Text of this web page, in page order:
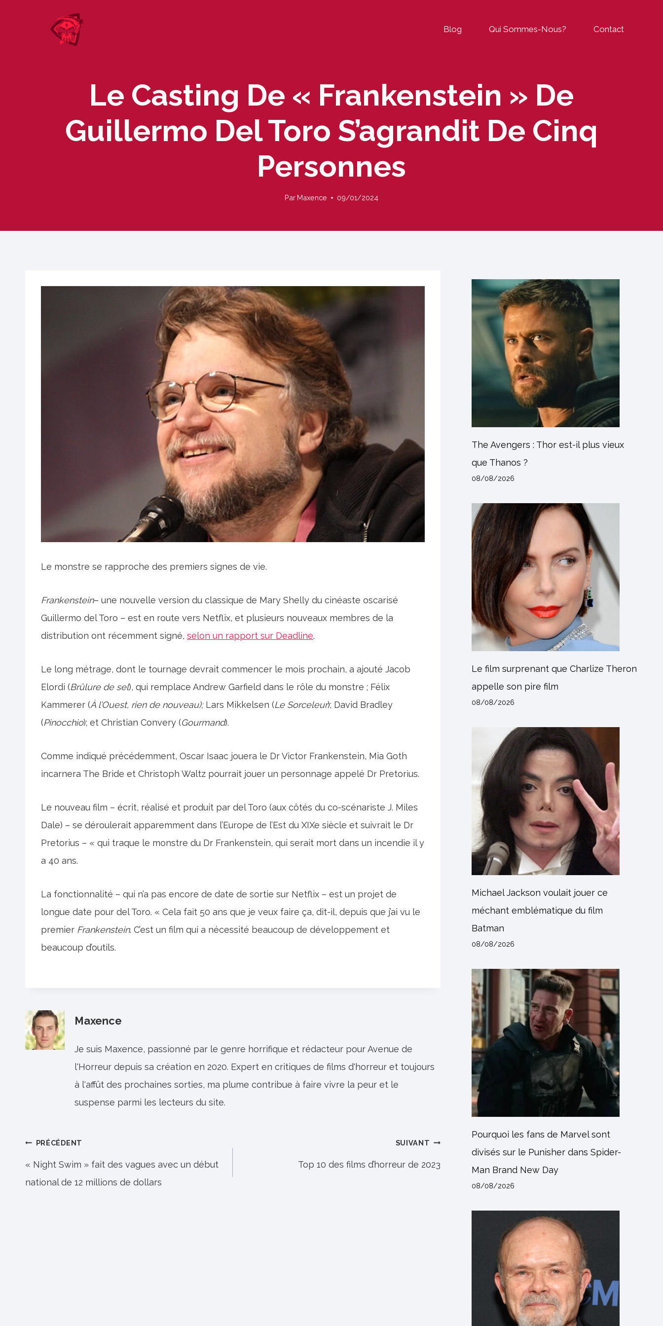
Blog Qui Sommes-Nous? Contact
Le Casting De « Frankenstein » De
Guillermo Del Toro S’agrandit De Cinq
Personnes
Par Maxence 09/01/2024
Le monstre se rapproche des premiers signes de vie.
Frankenstein– une nouvelle version du classique de Mary Shelly du cinéaste oscarisé
Guillermo del Toro – est en route vers Netflix, et plusieurs nouveaux membres de la
distribution ont récemment signé, selon un rapport sur Deadline.
Le long métrage, dont le tournage devrait commencer le mois prochain, a ajouté Jacob
Elordi (Brûlure de sel), qui remplace Andrew Garfield dans le rôle du monstre ; Félix
Kammerer (À l’Ouest, rien de nouveau); Lars Mikkelsen (Le Sorceleur); David Bradley
(Pinocchio); et Christian Convery (Gourmand).
Comme indiqué précédemment, Oscar Isaac jouera le Dr Victor Frankenstein, Mia Goth
incarnera The Bride et Christoph Waltz pourrait jouer un personnage appelé Dr Pretorius.
Le nouveau film – écrit, réalisé et produit par del Toro (aux côtés du co-scénariste J. Miles
Dale) – se déroulerait apparemment dans l’Europe de l’Est du XIXe siècle et suivrait le Dr
Pretorius – « qui traque le monstre du Dr Frankenstein, qui serait mort dans un incendie il y
a 40 ans.
La fonctionnalité – qui n’a pas encore de date de sortie sur Netflix – est un projet de
longue date pour del Toro. « Cela fait 50 ans que je veux faire ça, dit-il, depuis que j’ai vu le
premier Frankenstein. C’est un film qui a nécessité beaucoup de développement et
beaucoup d’outils.
Maxence
Je suis Maxence, passionné par le genre horrifique et rédacteur pour Avenue de
l'Horreur depuis sa création en 2020. Expert en critiques de films d'horreur et toujours
à l'affût des prochaines sorties, ma plume contribue à faire vivre la peur et le
suspense parmi les lecteurs du site.
Navigation
de
l’article
PRÉCÉDENT
« Night Swim » fait des vagues avec un début
national de 12 millions de dollars
SUIVANT
Top 10 des films d’horreur de 2023
The Avengers : Thor est-il plus vieux
que Thanos ?
08/08/2026
Le film surprenant que Charlize Theron
appelle son pire film
08/08/2026
Michael Jackson voulait jouer ce
méchant emblématique du film
Batman
08/08/2026
Pourquoi les fans de Marvel sont
divisés sur le Punisher dans Spider-
Man Brand New Day
08/08/2026